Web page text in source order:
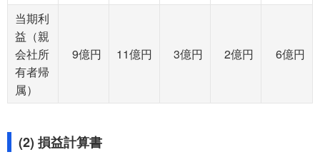
当期利
益（親
会社所
有者帰
属）
9億円 11億円 3億円 2億円 6億円
(2) 損益計算書